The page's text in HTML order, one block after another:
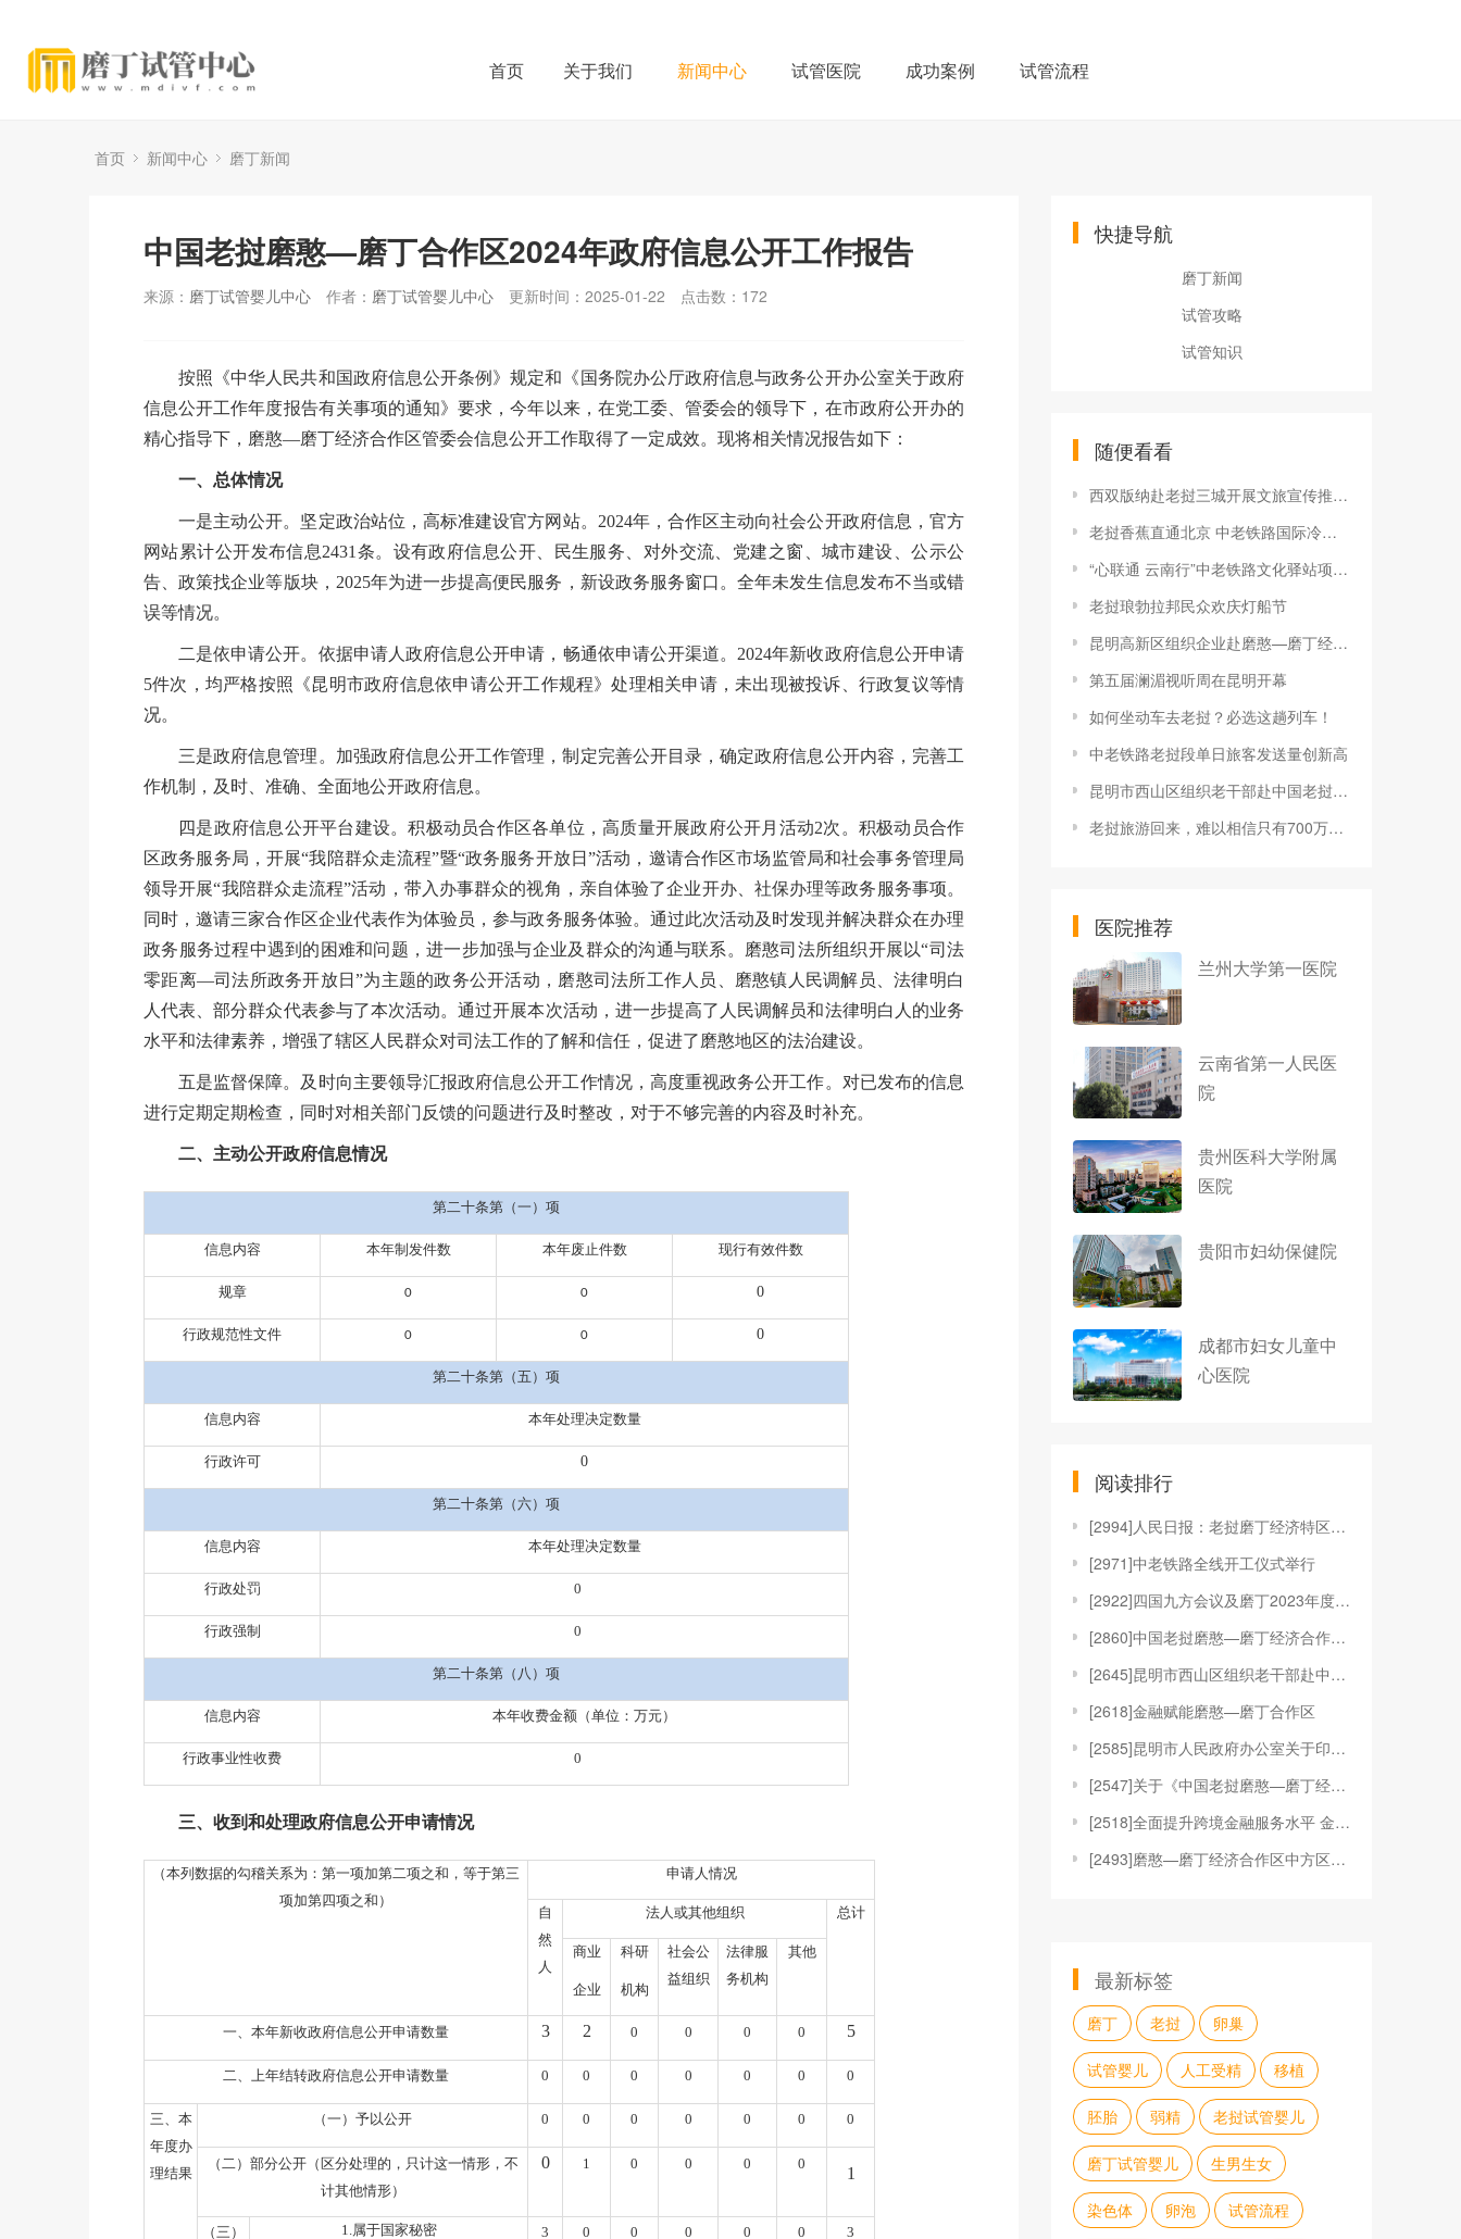
首页 关于我们 新闻中心 试管医院 成功案例 试管流程
首页 新闻中心 磨丁新闻
中国老挝磨憨—磨丁合作区2024年政府信息公开工作报告
来源： 磨丁试管婴儿中心 作者： 磨丁试管婴儿中心 更新时间：2025-01-22 点击数： 172
按照《中华人民共和国政府信息公开条例》规定和《国务院办公厅政府信息与政务公开办公室关于政府
信息公开工作年度报告有关事项的通知》要求，今年以来，在党工委、管委会的领导下，在市政府公开办的
精心指导下，磨憨—磨丁经济合作区管委会信息公开工作取得了一定成效。现将相关情况报告如下：
一、总体情况
一是主动公开。坚定政治站位，高标准建设官方网站。2024年，合作区主动向社会公开政府信息，官方
网站累计公开发布信息2431条。设有政府信息公开、民生服务、对外交流、党建之窗、城市建设、公示公
告、政策找企业等版块，2025年为进一步提高便民服务，新设政务服务窗口。全年未发生信息发布不当或错
误等情况。
二是依申请公开。依据申请人政府信息公开申请，畅通依申请公开渠道。2024年新收政府信息公开申请
5件次，均严格按照《昆明市政府信息依申请公开工作规程》处理相关申请，未出现被投诉、行政复议等情
况。
三是政府信息管理。加强政府信息公开工作管理，制定完善公开目录，确定政府信息公开内容，完善工
作机制，及时、准确、全面地公开政府信息。
四是政府信息公开平台建设。积极动员合作区各单位，高质量开展政府公开月活动2次。积极动员合作
区政务服务局，开展“我陪群众走流程”暨“政务服务开放日”活动，邀请合作区市场监管局和社会事务管理局
领导开展“我陪群众走流程”活动，带入办事群众的视角，亲自体验了企业开办、社保办理等政务服务事项。
同时，邀请三家合作区企业代表作为体验员，参与政务服务体验。通过此次活动及时发现并解决群众在办理
政务服务过程中遇到的困难和问题，进一步加强与企业及群众的沟通与联系。磨憨司法所组织开展以“司法
零距离—司法所政务开放日”为主题的政务公开活动，磨憨司法所工作人员、磨憨镇人民调解员、法律明白
人代表、部分群众代表参与了本次活动。通过开展本次活动，进一步提高了人民调解员和法律明白人的业务
水平和法律素养，增强了辖区人民群众对司法工作的了解和信任，促进了磨憨地区的法治建设。
五是监督保障。及时向主要领导汇报政府信息公开工作情况，高度重视政务公开工作。对已发布的信息
进行定期定期检查，同时对相关部门反馈的问题进行及时整改，对于不够完善的内容及时补充。
二、主动公开政府信息情况
第二十条第（一）项
信息内容 本年制发件数 本年废止件数 现行有效件数
规章 0 0 0
行政规范性文件 0 0 0
第二十条第（五）项
信息内容 本年处理决定数量
行政许可 0
第二十条第（六）项
信息内容 本年处理决定数量
行政处罚 0
行政强制 0
第二十条第（八）项
信息内容 本年收费金额（单位：万元）
行政事业性收费 0
三、收到和处理政府信息公开申请情况
（本列数据的勾稽关系为：第一项加第二项之和，等于第三
项加第四项之和）
申请人情况
自
然
人
法人或其他组织 总计
商业
企业
科研
机构
社会公
益组织
法律服
务机构
其他
一、本年新收政府信息公开申请数量 3 2 0 0 0 0 5
二、上年结转政府信息公开申请数量 0 0 0 0 0 0 0
三、本
年度办
理结果
（一）予以公开 0 0 0 0 0 0 0
（二）部分公开（区分处理的，只计这一情形，不
计其他情形）
0 1 0 0 0 0
1
（三）
1.属于国家秘密 3 0 0 0 0 0 3
快捷导航
磨丁新闻
试管攻略
试管知识
随便看看
西双版纳赴老挝三城开展文旅宣传推广活动
老挝香蕉直通北京 中老铁路国际冷链专列抵京
“心联通 云南行”中老铁路文化驿站项目在老挝举办
老挝琅勃拉邦民众欢庆灯船节
昆明高新区组织企业赴磨憨—磨丁经济合作区考察调研
第五届澜湄视听周在昆明开幕
如何坐动车去老挝？必选这趟列车！
中老铁路老挝段单日旅客发送量创新高
昆明市西山区组织老干部赴中国老挝磨憨——磨丁经济合作区调研考察
老挝旅游回来，难以相信只有700万人口的老挝，发展成这样了
医院推荐
兰州大学第一医院
云南省第一人民医
院
贵州医科大学附属
医院
贵阳市妇幼保健院
成都市妇女儿童中
心医院
阅读排行
[2994]人民日报：老挝磨丁经济特区发展潜力巨大
[2971]中老铁路全线开工仪式举行
[2922]四国九方会议及磨丁2023年度产业招商峰
[2860]中国老挝磨憨—磨丁经济合作区管理委员会重
[2645]昆明市西山区组织老干部赴中国老挝磨憨——
[2618]金融赋能磨憨—磨丁合作区
[2585]昆明市人民政府办公室关于印发中国老挝磨憨
[2547]关于《中国老挝磨憨—磨丁经济合作区中方区
[2518]全面提升跨境金融服务水平 金融赋能磨憨—
[2493]磨憨—磨丁经济合作区中方区域招商引资优惠
最新标签
磨丁 老挝 卵巢
试管婴儿 人工受精 移植
胚胎 弱精 老挝试管婴儿
磨丁试管婴儿 生男生女
染色体 卵泡 试管流程